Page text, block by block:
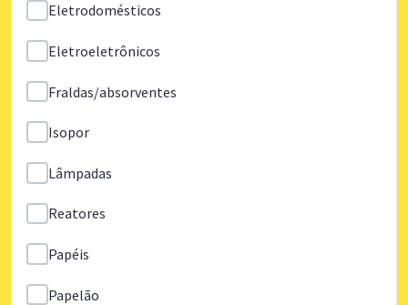
Eletrodomésticos
Eletroeletrônicos
Fraldas/absorventes
Isopor
Lâmpadas
Reatores
Papéis
Papelão